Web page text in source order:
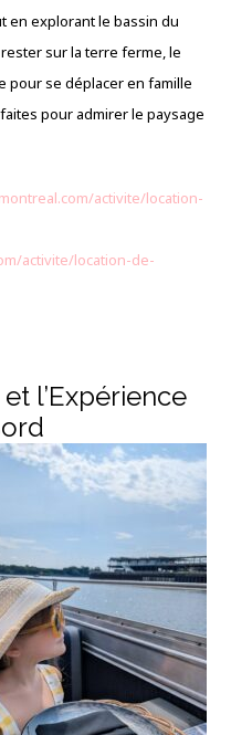
en explorant le bassin du
sur la terre ferme, le
pour se déplacer en famille
pour admirer le paysage
activite/location-
activite/location-de-
l’Expérience